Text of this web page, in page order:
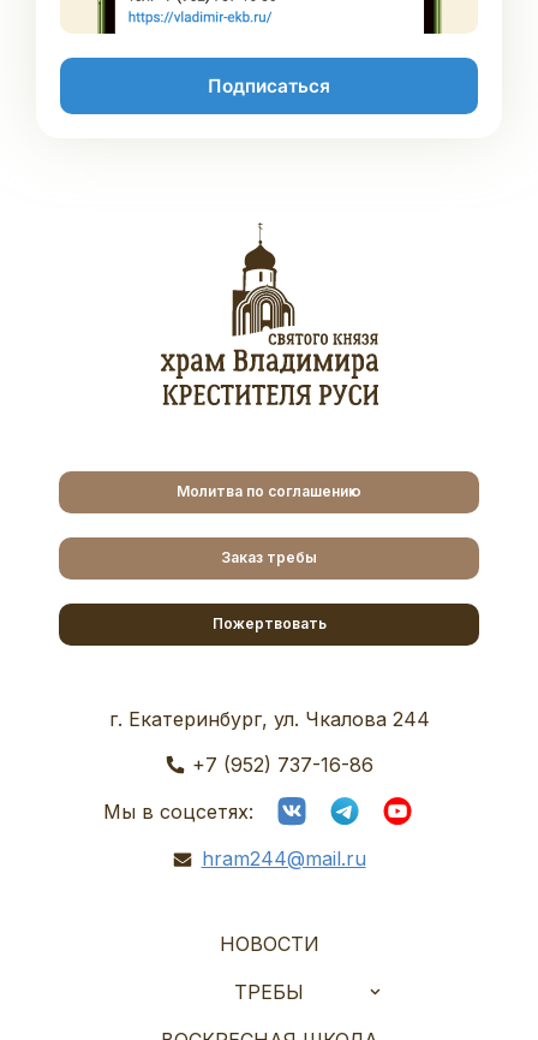
Подписаться
Молитва по соглашению
Заказ требы
Пожертвовать
г. Екатеринбург, ул. Чкалова 244
+7 (952) 737-16-86
Мы в соцсетях:
hram244@mail.ru
НОВОСТИ
ТРЕБЫ